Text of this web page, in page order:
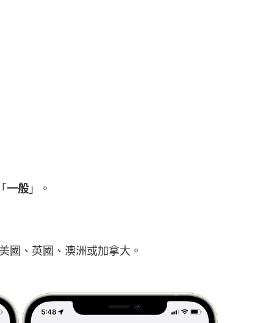
一般 」。
國、英國、澳洲或加拿大。